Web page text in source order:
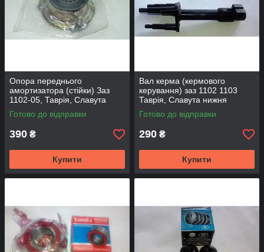
Опора переднього
амортизатора (стійки) Заз
1102-05, Таврія, Славута
Запоріжжя
Готово до відправки
390 ₴
Купити
Вал керма (кермового
керування) заз 1102 1103
Таврія, Славута нижня
частина трезуб
Готово до відправки
290 ₴
Купити